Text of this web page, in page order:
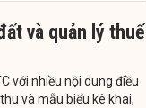
và quản lý thuế
với nhiều nội dung điều
và mẫu biểu kê khai,